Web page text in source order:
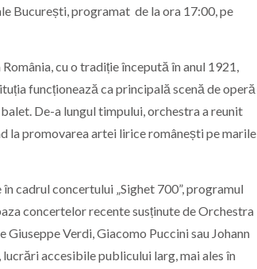
București , programat de la ora 17:00, pe
cu o tradiție începută în anul 1921,
funcționează ca principală scenă de operă
De-a lungul timpului, orchestra a reunit
la promovarea artei lirice românești pe marile
cadrul concertului „Sighet 700”, programul
concertelor recente susținute de Orchestra
Verdi, Giacomo Puccini sau Johann
accesibile publicului larg, mai ales în